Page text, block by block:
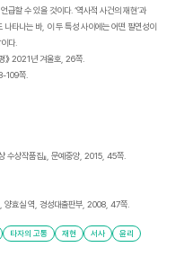
급할 수 있을 것이다. ‘역사적 사건의 재현’과
나타나는 바, 이 두 특성 사이에는 어떤 필연성이
다.
》 2021년 겨울호, 26쪽.
109쪽.
수상작품집』, 문예중앙, 2015, 45쪽.
, 양효실 역, 경성대출판부, 2008, 47쪽.
타자의 고통 재현 서사
윤리